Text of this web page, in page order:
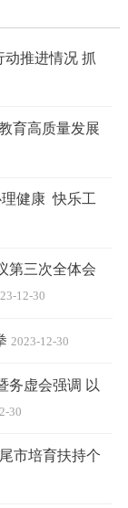
动推进情况 抓
育高质量发展
健康 快乐工
第三次全体会
12-30
2023-12-30
务虚会强调 以
30
市培育扶持个